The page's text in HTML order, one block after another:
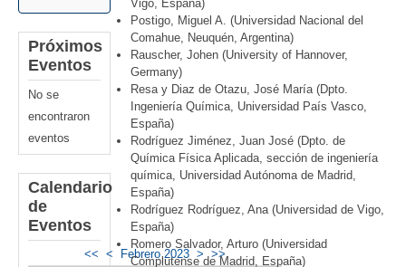
Próximos
Eventos
No se
encontraron
eventos
Calendario
de
Eventos
<< < Febrero 2023 > >>
Vigo, España)
Postigo, Miguel A. (Universidad Nacional del
Comahue, Neuquén, Argentina)
Rauscher, Johen (University of Hannover,
Germany)
Resa y Diaz de Otazu, José María (Dpto.
Ingeniería Química, Universidad País Vasco,
España)
Rodríguez Jiménez, Juan José (Dpto. de
Química Física Aplicada, sección de ingeniería
química, Universidad Autónoma de Madrid,
España)
Rodríguez Rodríguez, Ana (Universidad de Vigo,
España)
Romero Salvador, Arturo (Universidad
Complutense de Madrid, España)